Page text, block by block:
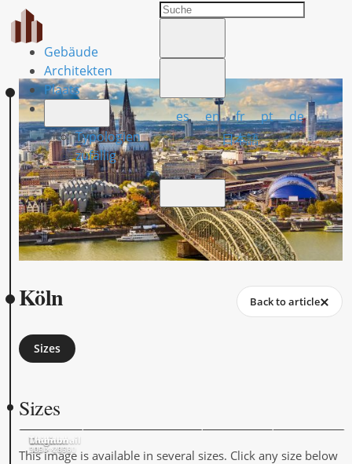
Gebäude
Architekten
Plaats
Typologien
zufällig
es en fr pt
de
日本語
Köln Back to article
Sizes
Sizes
Original
1920 × 1080
Large
1024 × 576
Medium
500 × 281
Thumbnail
205 × 205
This image is available in several sizes. Click any size below